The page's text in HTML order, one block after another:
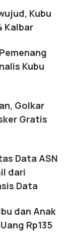
Kubu
Kalbar
Kubu
Golkar
Gratis
Data ASN
dari
Data
dan Anak
Rp135